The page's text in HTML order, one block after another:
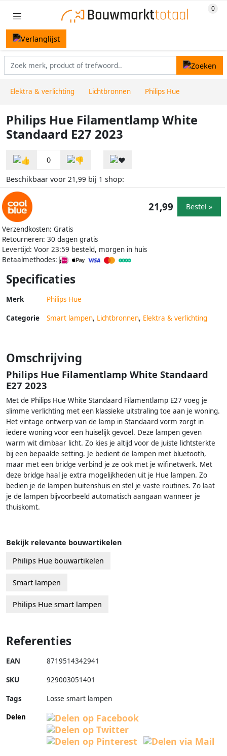
Elektra & verlichting Lichtbronnen Philips Hue
Philips Hue Filamentlamp White
Standaard E27 2023
0
Beschikbaar voor 21,99 bij 1 shop:
Verzendkosten: Gratis
Retourneren: 30 dagen gratis
Levertijd: Voor 23:59 besteld, morgen in huis
Betaalmethodes:
21,99 Bestel »
Specificaties
Merk Philips Hue
Categorie Smart lampen, Lichtbronnen, Elektra & verlichting
Omschrijving
Philips Hue Filamentlamp White Standaard
E27 2023
Met de Philips Hue White Standaard Filamentlamp E27 voeg je
slimme verlichting met een klassieke uitstraling toe aan je woning.
Het vintage ontwerp van de lamp in Standaard vorm zorgt in
iedere woning voor een huiselijk gevoel. Deze lampen geven
warm wit dimbaar licht. Zo kies je altijd voor de juiste lichtsterkte
bij een bepaalde setting. Je bedient de lampen met bluetooth,
maar met een bridge verbind je ze ook met je wifinetwerk. Met
deze bridge haal je extra mogelijkheden uit je Hue lampen. Zo
bedien je de lampen buitenshuis en stel je vaste routines. Zo laat
je de lampen bijvoorbeeld automatisch aangaan wanneer je
thuiskomt.
Bekijk relevante bouwartikelen
Philips Hue bouwartikelen
Smart lampen
Philips Hue smart lampen
Referenties
EAN 8719514342941
SKU 929003051401
Tags
Losse smart lampen
Delen